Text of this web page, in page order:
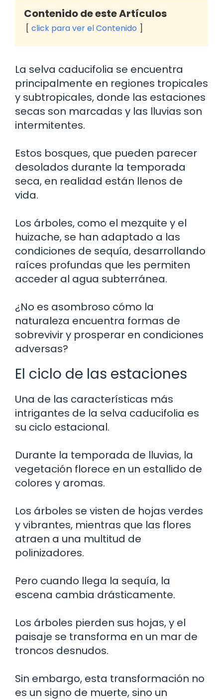
Contenido de este Artículos
click para ver el Contenido
La selva caducifolia se encuentra
principalmente en regiones tropicales
y subtropicales, donde las estaciones
secas son marcadas y las lluvias son
intermitentes.
Estos bosques, que pueden parecer
desolados durante la temporada
seca, en realidad están llenos de
vida.
Los árboles, como el mezquite y el
huizache, se han adaptado a las
condiciones de sequía, desarrollando
raíces profundas que les permiten
acceder al agua subterránea.
¿No es asombroso cómo la
naturaleza encuentra formas de
sobrevivir y prosperar en condiciones
adversas?
El ciclo de las estaciones
Una de las características más
intrigantes de la selva caducifolia es
su ciclo estacional.
Durante la temporada de lluvias, la
vegetación florece en un estallido de
colores y aromas.
Los árboles se visten de hojas verdes
y vibrantes, mientras que las flores
atraen a una multitud de
polinizadores.
Pero cuando llega la sequía, la
escena cambia drásticamente.
Los árboles pierden sus hojas, y el
paisaje se transforma en un mar de
troncos desnudos.
Sin embargo, esta transformación no
es un signo de muerte, sino un